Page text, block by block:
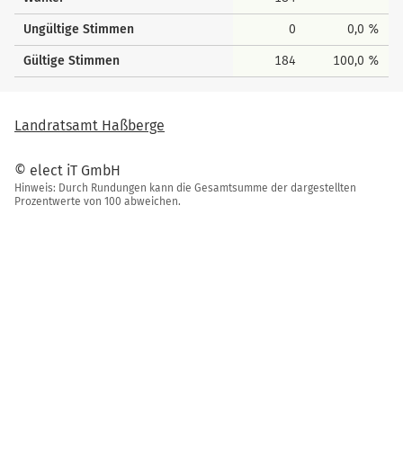
Ungültige Stimmen 0 0,0 %
Gültige Stimmen 184 100,0 %
Landratsamt Haßberge
© elect iT GmbH
Hinweis: Durch Rundungen kann die Gesamtsumme der dargestellten
Prozentwerte von 100 abweichen.